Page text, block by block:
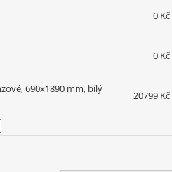
0 Kč
0 Kč
690x1890 mm, bílý
20799 Kč